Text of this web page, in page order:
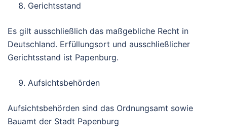
Gerichtsstand
Es gilt ausschließlich das maßgebliche Recht in
Deutschland. Erfüllungsort und ausschließlicher
Gerichtsstand ist Papenburg.
Aufsichtsbehörden
Aufsichtsbehörden sind das Ordnungsamt sowie
Bauamt der Stadt Papenburg